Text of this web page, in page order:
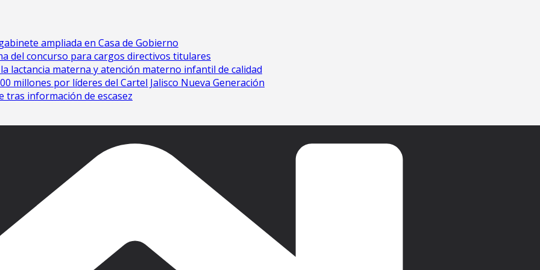
ampliada en Casa de Gobierno
del concurso para cargos directivos titulares
lactancia materna y atención materno infantil de calidad
millones por líderes del Cartel Jalisco Nueva Generación
tras información de escasez